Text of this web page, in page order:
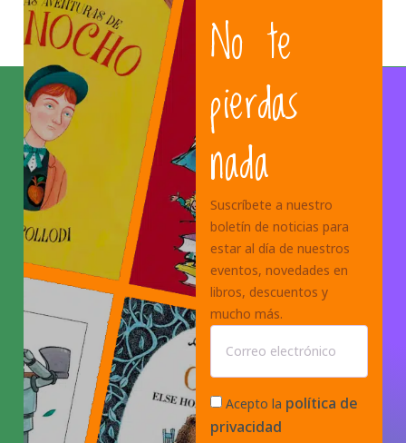
No te
pierdas
nada
Suscríbete a nuestro
boletín de noticias para
estar al día de nuestros
eventos, novedades en
libros, descuentos y
mucho más.
Acepto la política de
privacidad